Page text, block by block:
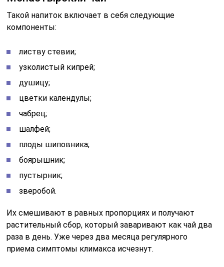
Такой напиток включает в себя следующие
компоненты:
листву стевии;
узколистый кипрей;
душицу;
цветки календулы;
чабрец;
шалфей;
плоды шиповника;
боярышник;
пустырник;
зверобой.
Их смешивают в равных пропорциях и получают
растительный сбор, который заваривают как чай два
раза в день. Уже через два месяца регулярного
приема симптомы климакса исчезнут.